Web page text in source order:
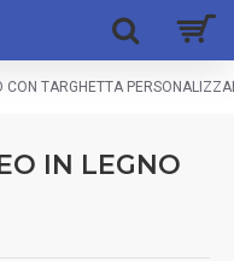
CON TARGHETTA
IN LEGNO